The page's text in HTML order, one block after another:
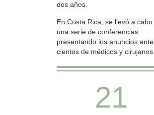
dos años.
En Costa Rica, se llevó a cabo
una serie de conferencias
presentando los anuncios ante
cientos de médicos y cirujanos.
21